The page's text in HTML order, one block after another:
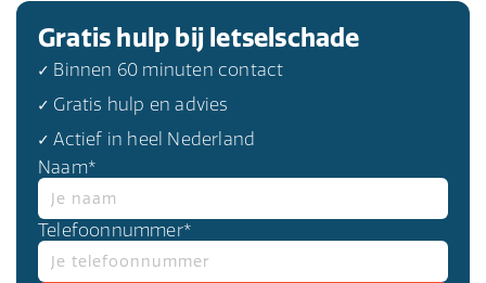
Gratis hulp bij letselschade
✓ Binnen 60 minuten contact
✓ Gratis hulp en advies
✓ Actief in heel Nederland
Naam*
Telefoonnummer*